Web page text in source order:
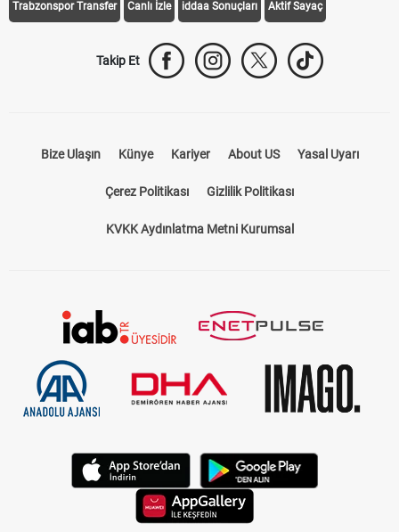
Trabzonspor Transfer Canlı İzle iddaa Sonuçları Aktif Sayaç
Takip Et
Bize Ulaşın Künye Kariyer About US Yasal Uyarı
Çerez Politikası Gizlilik Politikası
KVKK Aydınlatma Metni Kurumsal